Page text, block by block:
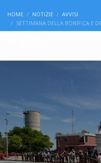
HOME NOTIZIE
AVVISI
SETTIMANA DELLA BONIFICA E